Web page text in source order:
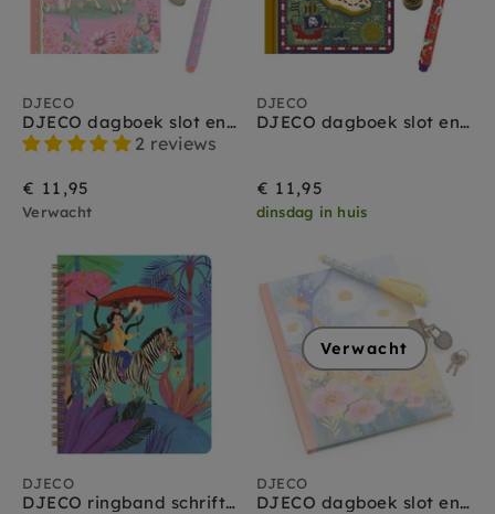
DJECO
DJECO dagboek slot en magische pen Fiona small
2 reviews
€ 11,95
Verwacht
DJECO
DJECO dagboek slot en magische pen Steve small
€ 11,95
dinsdag in huis
DJECO
DJECO ringband schrift Judith A5
Verwacht
DJECO
DJECO dagboek slot en magische pen Kendra A5